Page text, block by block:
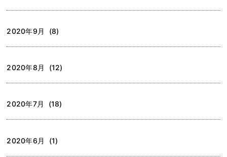
2020年9月 (8)
2020年8月 (12)
2020年7月 (18)
2020年6月 (1)